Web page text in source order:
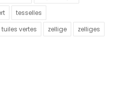
tesselles
tuiles vertes zellige
zelliges